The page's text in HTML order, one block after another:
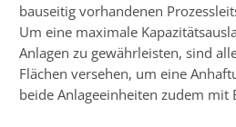
bauseitig vorhandenen
Um eine maximale
Anlagen zu gewährleisten, sind
Flächen versehen, um eine
beide Anlageeinheiten zudem mit